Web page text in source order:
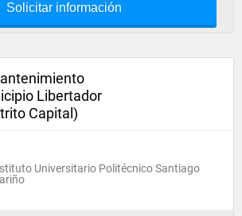
Solicitar información
Libertador
Capital)
Universitario Politécnico Santiago